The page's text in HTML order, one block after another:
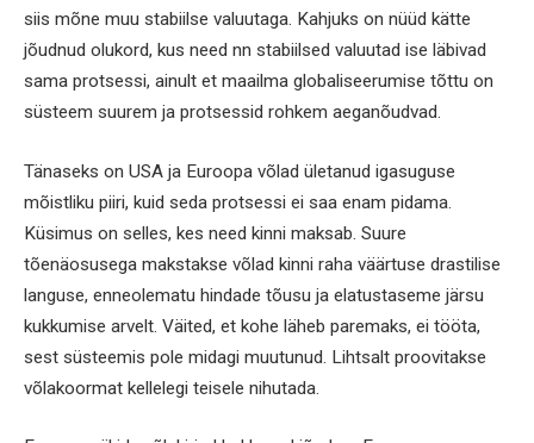
siis mõne muu stabiilse valuutaga. Kahjuks on nüüd kätte
jõudnud olukord, kus need nn stabiilsed valuutad ise läbivad
sama protsessi, ainult et maailma globaliseerumise tõttu on
süsteem suurem ja protsessid rohkem aeganõudvad.
Tänaseks on USA ja Euroopa võlad ületanud igasuguse
mõistliku piiri, kuid seda protsessi ei saa enam pidama.
Küsimus on selles, kes need kinni maksab. Suure
tõenäosusega makstakse võlad kinni raha väärtuse drastilise
languse, enneolematu hindade tõusu ja elatustaseme järsu
kukkumise arvelt. Väited, et kohe läheb paremaks, ei tööta,
sest süsteemis pole midagi muutunud. Lihtsalt proovitakse
võlakoormat kellelegi teisele nihutada.